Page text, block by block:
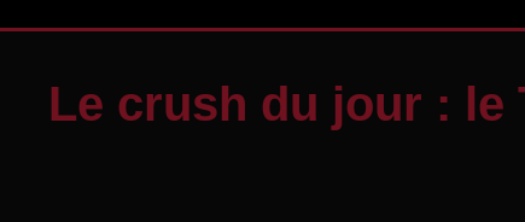
Le crush du jour : le